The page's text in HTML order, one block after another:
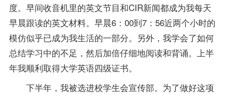
度。早间收音机里的英文节目和CIR新闻都成为我每天
早晨跟读的英文材料。早晨6：00到7：56近两个小时的
模仿似乎已成为我生活的一部分。另外，我学会了如何
总结学习中的不足，然后加倍仔细地阅读和背诵。上半
年我顺利取得大学英语四级证书。
下半年，我被选进校学生会宣传部。为了做好这项